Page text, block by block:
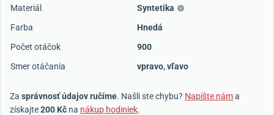
Materiál
Syntetika
Farba
Hnedá
Počet otáčok
900
Smer otáčania
vpravo, vľavo
Za správnosť údajov ručíme. Našli ste chybu? Napíšte náma
získajte200 Kč na nákup hodiniek.